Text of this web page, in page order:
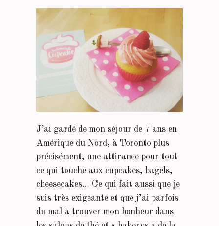
J’ai gardé de mon séjour de 7 ans en
Amérique du Nord, à Toronto plus
précisément, une attirance pour tout
ce qui touche aux cupcakes, bagels,
cheesecakes… Ce qui fait aussi que je
suis très exigeante et que j’ai parfois
du mal à trouver mon bonheur dans